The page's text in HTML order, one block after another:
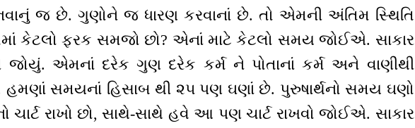
જ છે. ગુણોને જ ધારણ કરવાનાં છે. તો એમની અંતિમ સ્થિતિ
કેટલો ફરક સમજો છો? એનાં માટે કેટલો સમય જોઈએ. સાકાર
એમનાં દરેક ગુણ દરેક કર્મ ને પોતાનાં કર્મ અને વાણીથી
હમણાં સમયનાં હિસાબ થી ૨૫ પણ ઘણાં છે. પુરુષાર્થનો સમય ઘણો
રાખો છો, સાથે-સાથે હવે આ પણ ચાર્ટ રાખવો જોઈએ. સાકાર